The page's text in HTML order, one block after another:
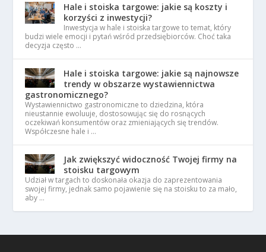
Hale i stoiska targowe: jakie są koszty i
korzyści z inwestycji?
Inwestycja w hale i stoiska targowe to temat, który
budzi wiele emocji i pytań wśród przedsiębiorców. Choć taka
decyzja często …
Hale i stoiska targowe: jakie są najnowsze
trendy w obszarze wystawiennictwa
gastronomicznego?
Wystawiennictwo gastronomiczne to dziedzina, która
nieustannie ewoluuje, dostosowując się do rosnących
oczekiwań konsumentów oraz zmieniających się trendów.
Współczesne hale i …
Jak zwiększyć widoczność Twojej firmy na
stoisku targowym
Udział w targach to doskonała okazja do zaprezentowania
swojej firmy, jednak samo pojawienie się na stoisku to za mało,
aby …